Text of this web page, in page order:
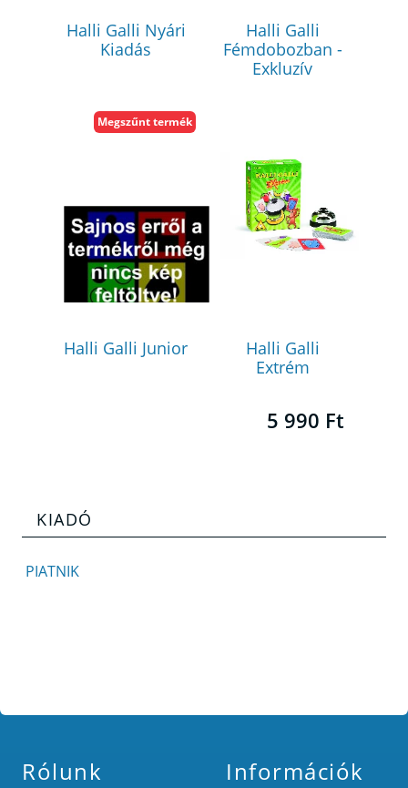
Halli Galli Nyári
Kiadás
Halli Galli
Fémdobozban -
Exkluzív
Halli Galli Junior
Megszűnt termék
Halli Galli
Extrém
5 990 Ft
KIADÓ
PIATNIK
Rólunk Információk